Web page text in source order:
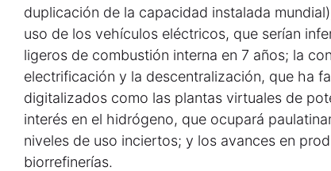
duplicación de la capacidad instalada
uso de los vehículos eléctricos, que serían
ligeros de combustión interna en 7 años; la
electrificación y la descentralización, que ha
digitalizados como las plantas virtuales de
interés en el hidrógeno, que ocupará
niveles de uso inciertos; y los avances en
biorrefinerías.